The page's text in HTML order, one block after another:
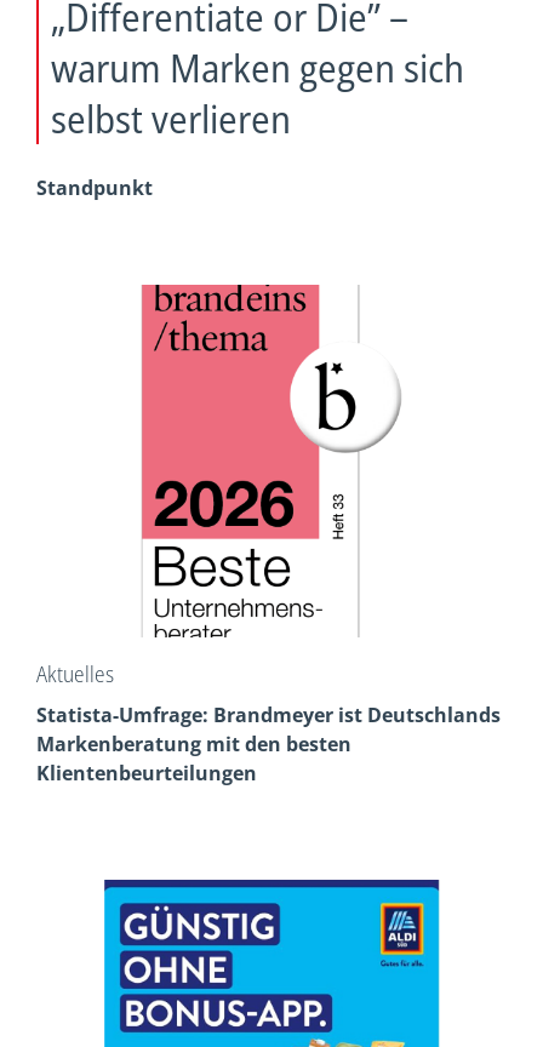
„Differentiate or Die” –
warum Marken gegen sich
selbst verlieren
Standpunkt
Aktuelles
Statista-Umfrage: Brandmeyer ist Deutschlands
Markenberatung mit den besten
Klientenbeurteilungen